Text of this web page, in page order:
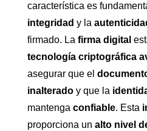
característica es
integridad y la
firmado. La firma digital
tecnología criptográfica
asegurar que el
inalteradoy que la
mantenga confiable. Esta
proporciona un alto nivel